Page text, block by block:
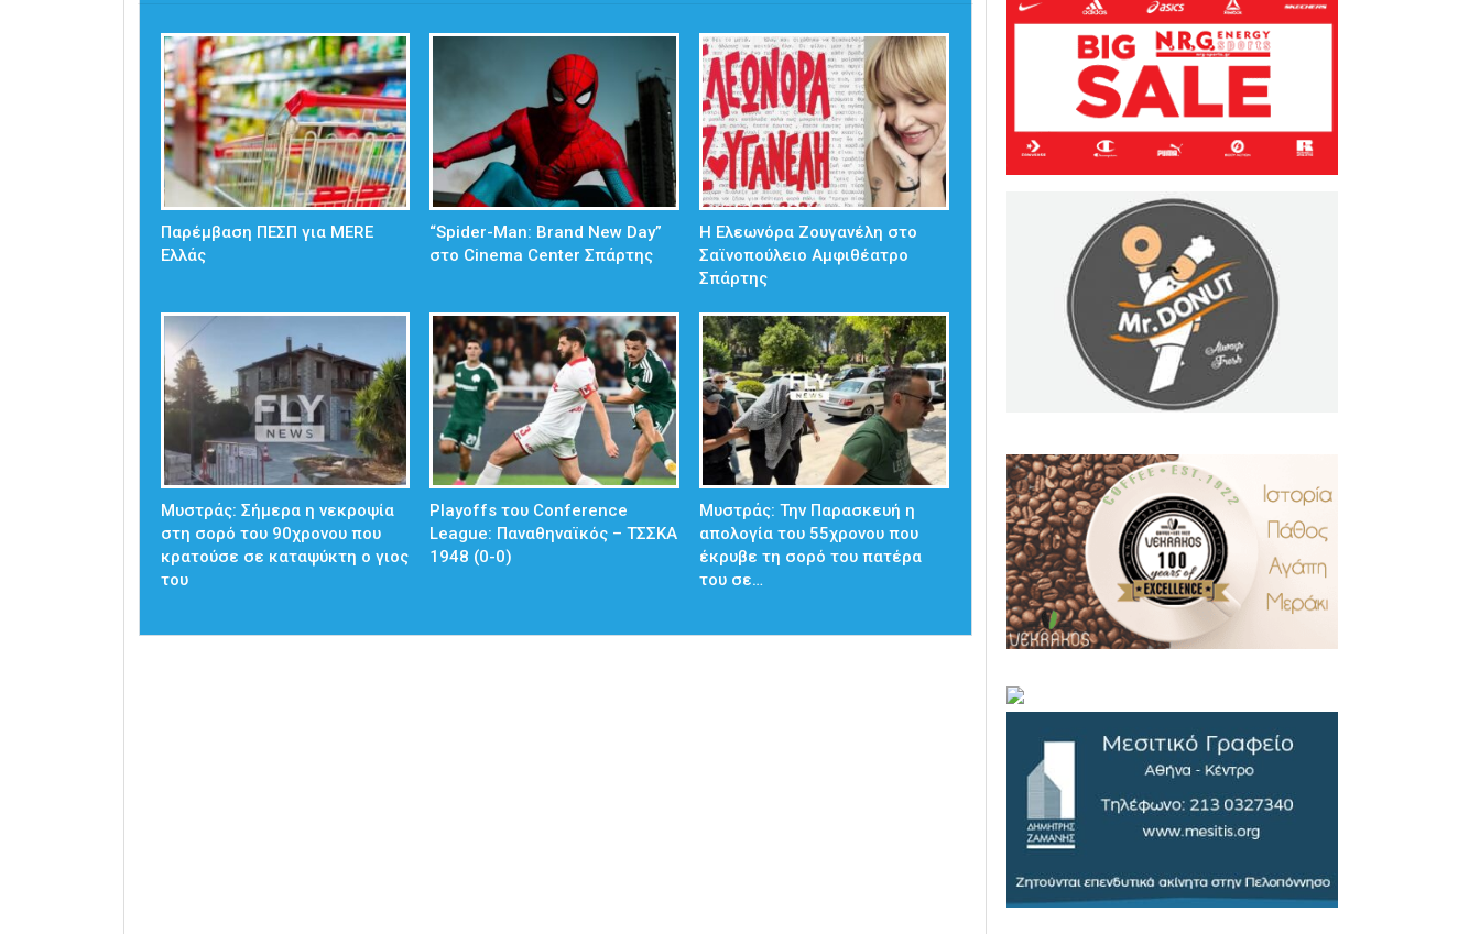
Παρέμβαση ΠΕΣΠ για MERE
Ελλάς
“Spider-Man: Brand New Day”
στο Cinema Center Σπάρτης
Η Ελεωνόρα Ζουγανέλη στο
Σαϊνοπούλειο Αμφιθέατρο
Σπάρτης
Mυστράς: Σήμερα η νεκροψία
στη σορό του 90χρονου που
κρατούσε σε καταψύκτη ο γιος
του
Playoffs του Conference
League: Παναθηναϊκός – ΤΣΣΚΑ
1948 (0-0)
Μυστράς: Την Παρασκευή η
απολογία του 55χρονου που
έκρυβε τη σορό του πατέρα
του σε…